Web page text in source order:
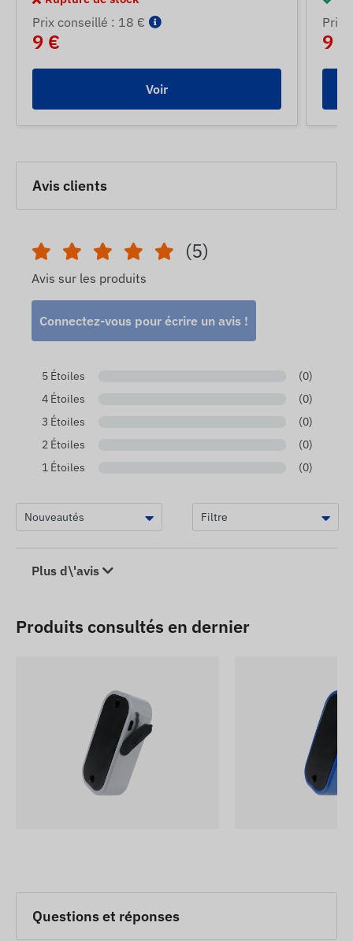
Prix ​​conseillé : 18 €
9 €
Voir
Prix
9 €
Avis clients
(5)
Avis sur les produits
Connectez-vous pour écrire un avis !
5 Étoiles
(0)
4 Étoiles
(0)
3 Étoiles
(0)
2 Étoiles
(0)
1 Étoiles
(0)
Plus d\'avis
Produits consultés en dernier
Questions et réponses